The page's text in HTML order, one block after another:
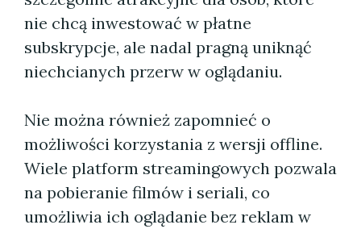
nie chcą inwestować w płatne
subskrypcje, ale nadal pragną uniknąć
niechcianych przerw w oglądaniu.
Nie można również zapomnieć o
możliwości korzystania z wersji offline.
Wiele platform streamingowych pozwala
na pobieranie filmów i seriali, co
umożliwia ich oglądanie bez reklam w